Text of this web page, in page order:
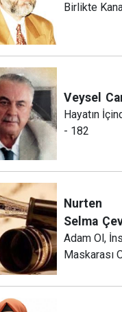
Birlikte
Veysel
Hayatın
- 182
Nurten
Selma
Adam Ol,
Maskarası